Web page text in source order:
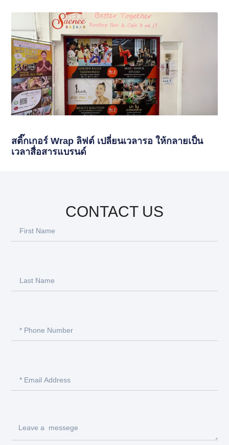
สติ๊กเกอร์ Wrap ลิฟต์ เปลี่ยนเวลารอ ให้กลายเป็น
เวลาสื่อสารแบรนด์
CONTACT US